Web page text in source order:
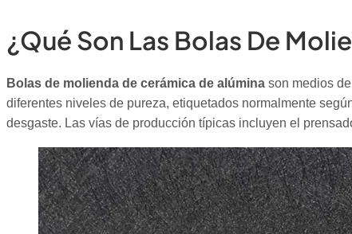
¿Qué Son Las Bolas De
Bolas de molienda de cerámica de alúmina son medios
diferentes niveles de pureza, etiquetados normalmente
desgaste. Las vías de producción típicas incluyen el